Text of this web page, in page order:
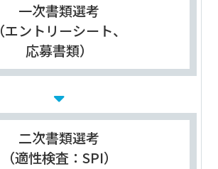
一次書類選考
（エントリーシート、
応募書類）
二次書類選考
（適性検査：SPI）